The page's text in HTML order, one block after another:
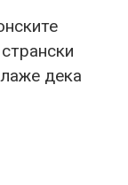
дека